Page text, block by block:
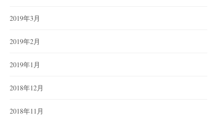
2019年3月
2019年2月
2019年1月
2018年12月
2018年11月